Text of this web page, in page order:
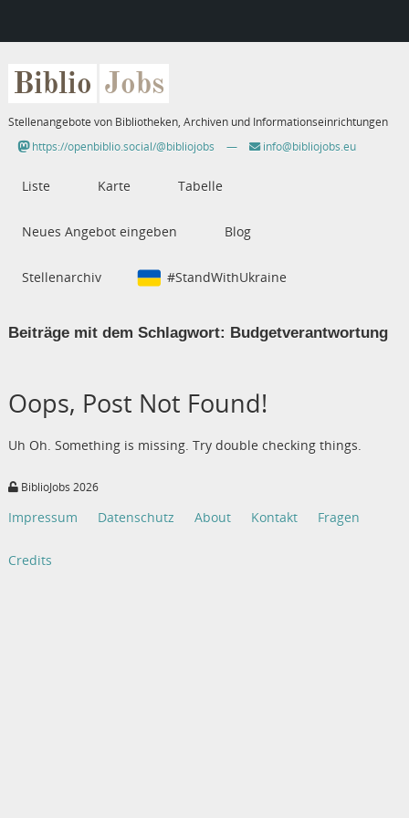
Biblio Jobs
Stellenangebote von Bibliotheken, Archiven und Informationseinrichtungen
https://openbiblio.social/@bibliojobs
— info@bibliojobs.eu
Liste Karte Tabelle
Neues Angebot eingeben Blog
Stellenarchiv #StandWithUkraine
Beiträge mit dem Schlagwort: Budgetverantwortung
Oops, Post Not Found!
Uh Oh. Something is missing. Try double checking things.
BiblioJobs 2026
Impressum Datenschutz About Kontakt Fragen
Credits